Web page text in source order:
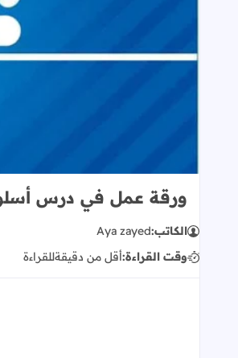
ورقة عمل في درس
الكاتب:Aya zayed
وقت القراءة:أقل من دقيقةللقراءة